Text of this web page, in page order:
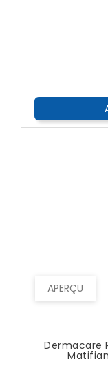
APERÇU
Dermacare